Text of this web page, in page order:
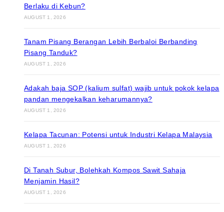
Berlaku di Kebun?
AUGUST 1, 2026
Tanam Pisang Berangan Lebih Berbaloi Berbanding
Pisang Tanduk?
AUGUST 1, 2026
Adakah baja SOP (kalium sulfat) wajib untuk pokok kelapa
pandan mengekalkan keharumannya?
AUGUST 1, 2026
Kelapa Tacunan: Potensi untuk Industri Kelapa Malaysia
AUGUST 1, 2026
Di Tanah Subur, Bolehkah Kompos Sawit Sahaja
Menjamin Hasil?
AUGUST 1, 2026